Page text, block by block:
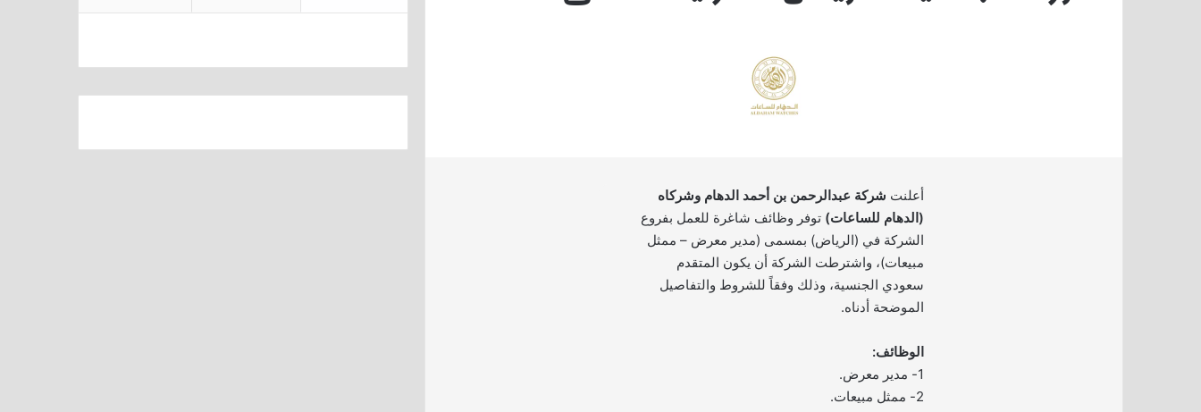
أعلنت شركة عبدالرحمن بن أحمد الدهام وشركاه
(الدهام للساعات) توفر وظائف شاغرة للعمل بفروع
الشركة في (الرياض) بمسمى (مدير معرض – ممثل
مبيعات)، واشترطت الشركة أن يكون المتقدم
سعودي الجنسية، وذلك وفقاً للشروط والتفاصيل
الموضحة أدناه.
الوظائف:
1- مدير معرض.
2- ممثل مبيعات.